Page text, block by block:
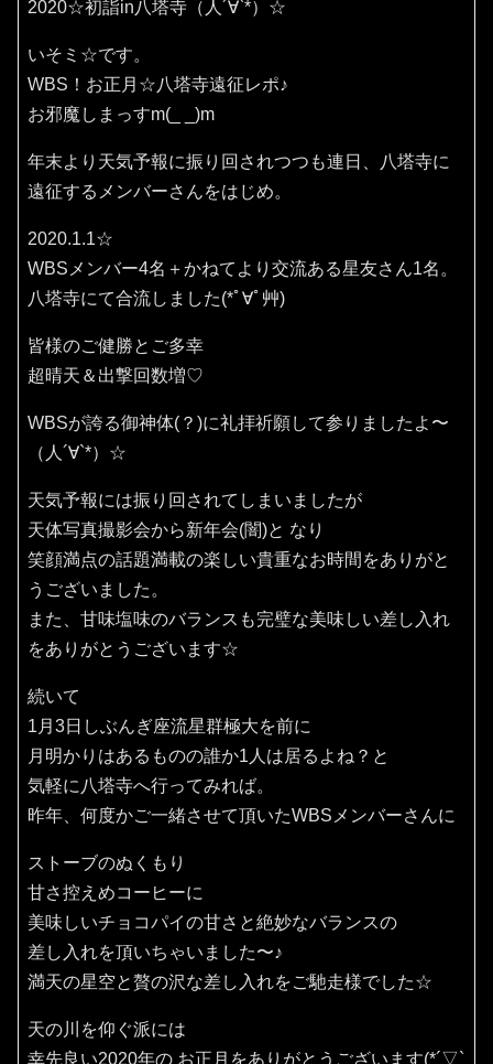
2020☆初詣in八塔寺（人´∀`*）☆
いそミ☆です。
WBS！お正月☆八塔寺遠征レポ♪
お邪魔しまっすm(_ _)m
年末より天気予報に振り回されつつも連日、八塔寺に
遠征するメンバーさんをはじめ。
2020.1.1☆
WBSメンバー4名＋かねてより交流ある星友さん1名。
八塔寺にて合流しました(*ﾟ∀ﾟ艸)
皆様のご健勝とご多幸
超晴天＆出撃回数増♡
WBSが誇る御神体(？)に礼拝祈願して参りましたよ〜
（人´∀`*）☆
天気予報には振り回されてしまいましたが
天体写真撮影会から新年会(闇)と なり
笑顔満点の話題満載の楽しい貴重なお時間をありがと
うございました。
また、甘味塩味のバランスも完璧な美味しい差し入れ
をありがとうございます☆
続いて
1月3日しぶんぎ座流星群極大を前に
月明かりはあるものの誰か1人は居るよね？と
気軽に八塔寺へ行ってみれば。
昨年、何度かご一緒させて頂いたWBSメンバーさんに
ストーブのぬくもり
甘さ控えめコーヒーに
美味しいチョコパイの甘さと絶妙なバランスの
差し入れを頂いちゃいました〜♪
満天の星空と贅の沢な差し入れをご馳走様でした☆
天の川を仰ぐ派には
幸先良い2020年の お正月をありがとうございます(*´▽`